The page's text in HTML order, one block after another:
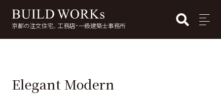
京都の注文住宅。工務店・一級建築士事務所 MENU
Elegant Modern